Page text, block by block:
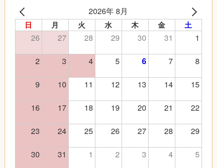
2026年 8月
日 月 火 水 木 金 土
26 27 28 29 30 31
1
2
3 4 5 6 7
8
9
10 11 12 13 14
15
16
17 18 19 20 21
22
23
24 25 26 27 28
29
30
31 1 2 3 4 5